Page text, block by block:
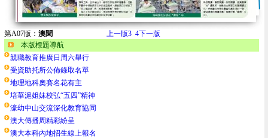
第A07版： 澳聞 上一版3 4下一版
本版標題導航
親職教育推廣日周六舉行
受資助托所公佈錄取名單
地理地科奧賽名花有主
培華滬姐妹校弘“五四”精神
濠幼中山交流深化教育協同
澳大傳播周精彩紛呈
澳大本科內地招生線上報名